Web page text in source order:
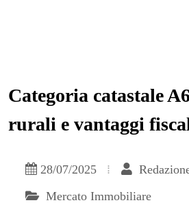
Categoria catastale
rurali e vantaggi
28/07/2025
Mercato Immobiliare